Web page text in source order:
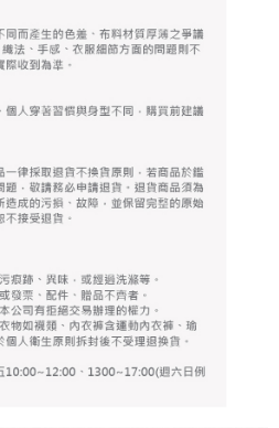
限公司」（以下簡稱本公司）所提供，讓
商品或服務，並由商店將買賣／分期付款
使用本公司帳單繳交帳款。
期」之契約關係目的，商店將以您的個人
供予台灣大哥大進項蒐集、處理及利用，
需資料之確認、核對及更正。
結：
立刻繳費，但若您需要取消訂單，請聯絡
消之訂單仍視為有效，需透過AFTEE先享
款等相關疑問，請聯繫「AFTEE先享後付
support/home
提供之「AFTEE先享後付」服務完成之交
個人資料，並將交易相關給付款項請求債
定代理人或監護人之同意方可使用
申辦者引起之損失，本公司不負相關責
將依據個別帳號之用戶狀況，依本公司即
他人資訊註冊。若發現惡意使用之情形，
上)免運費
上)免運費
上)免運費
上)免運費
上)免運費
以上)免運費